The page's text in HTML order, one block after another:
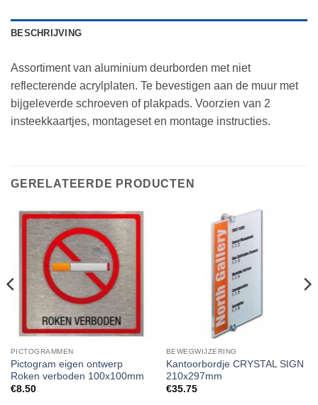
BESCHRIJVING
Assortiment van aluminium deurborden met niet
reflecterende acrylplaten. Te bevestigen aan de muur met
bijgeleverde schroeven of plakpads. Voorzien van 2
insteekkaartjes, montageset en montage instructies.
GERELATEERDE PRODUCTEN
PICTOGRAMMEN
Pictogram eigen ontwerp
Roken verboden 100x100mm
€8.50
BEWEGWIJZERING
Kantoorbordje CRYSTAL SIGN
210x297mm
€35.75